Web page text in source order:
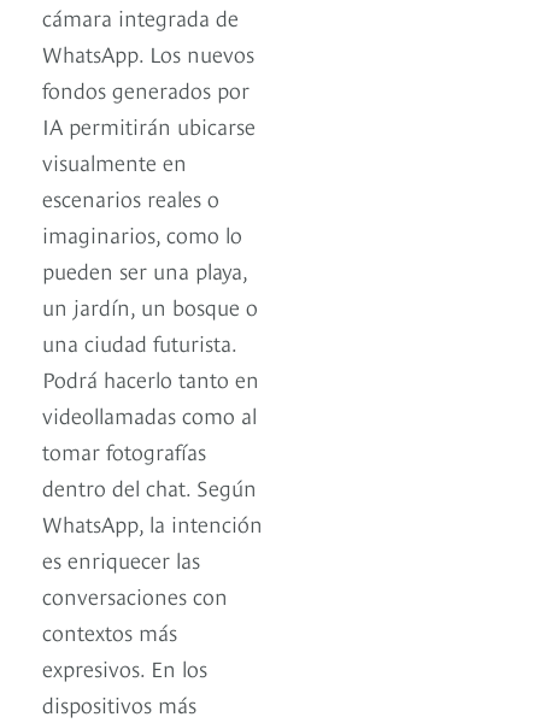
cámara integrada de
WhatsApp. Los nuevos
fondos generados por
IA permitirán ubicarse
visualmente en
escenarios reales o
imaginarios, como lo
pueden ser una playa,
un jardín, un bosque o
una ciudad futurista.
Podrá hacerlo tanto en
videollamadas como al
tomar fotografías
dentro del chat. Según
WhatsApp, la intención
es enriquecer las
conversaciones con
contextos más
expresivos. En los
dispositivos más